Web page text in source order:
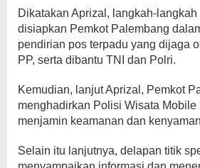
Dikatakan Aprizal, langkah-
disiapkan Pemkot Palembang
pendirian pos terpadu yang dijaga
PP, serta dibantu TNI dan Polri.
Kemudian, lanjut Aprizal, Pemkot
menghadirkan Polisi Wisata Mobile
menjamin keamanan dan
Selain itu lanjutnya, delapan titik